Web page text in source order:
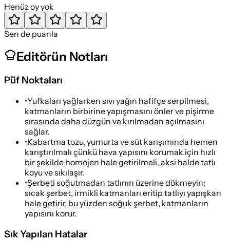
Henüz oy yok
Sen de puanla
Editörün Notları
Püf Noktaları
•Yufkaları yağlarken sıvı yağın hafifçe serpilmesi,
katmanların birbirine yapışmasını önler ve pişirme
sırasında daha düzgün ve kırılmadan açılmasını
sağlar.
•Kabartma tozu, yumurta ve süt karışımında hemen
karıştırılmalı çünkü hava yapısını korumak için hızlı
bir şekilde homojen hale getirilmeli, aksi halde tatlı
koyu ve sıkılaşır.
•Şerbeti soğutmadan tatlının üzerine dökmeyin;
sıcak şerbet, irmikli katmanları eritip tatlıyı yapışkan
hale getirir, bu yüzden soğuk şerbet, katmanların
yapısını korur.
Sık Yapılan Hatalar